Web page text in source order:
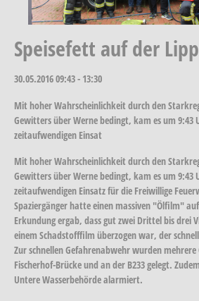
Speisefett auf der
30.05.201609:43 - 13:30
Mit hoher Wahrscheinlichkeit durch den
Gewitters über Werne bedingt, kam es um 9:43
zeitaufwendigen Einsat
Mit hoher Wahrscheinlichkeit durch den
Gewitters über Werne bedingt, kam es um 9:43
zeitaufwendigen Einsatz für die Freiwillige
Spaziergänger hatte einen massiven "Ölfilm"
Erkundung ergab, dass gut zwei Drittel bis drei
einem Schadstofffilm überzogen war, der
Zur schnellen Gefahrenabwehr wurden mehrere
Fischerhof-Brücke und an der B233 gelegt.
Untere Wasserbehörde alarmiert.